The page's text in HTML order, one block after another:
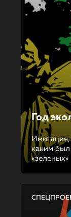
Год
каким был
«зеленых»